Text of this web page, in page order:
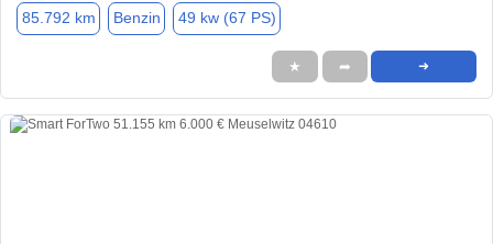
85.792 km Benzin 49 kw (67 PS)
★ ➦ ➜